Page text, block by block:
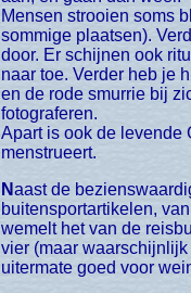
Mensen strooien soms
sommige plaatsen).
door. Er schijnen ook
naar toe. Verder heb je
en de rode smurrie bij
fotograferen.
Apart is ook de levende
menstrueert.
Naast de bezienswaardigheden verbazen we ons in Kathmandu over alles wat er vooral ten behoeve van de toeristen is. Alle
buitensportartikelen,
wemelt het van de
vier (maar
uitermate goed voor